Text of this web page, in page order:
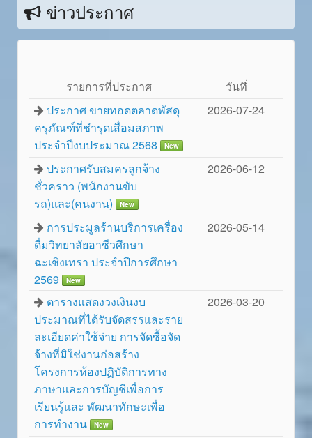
ข่าวประกาศ
รายการที่ประกาศ
วันทึ่
ประกาศ ขายทอดตลาดพัสดุ
ครุภัณฑ์ที่ชำรุดเสื่อมสภาพ
ประจำปีงบประมาณ 2568
New
2026-07-24
ประกาศรับสมครลูกจ้าง
ชั่วคราว (พนักงานขับ
รถ)และ(คนงาน)
New
2026-06-12
การประมูลร้านบริการเครื่อง
ดื่มวิทยาลัยอาชีวศึกษา
ฉะเชิงเทรา ประจำปีการศึกษา
2569
New
2026-05-14
ตารางแสดงวงเงินงบ
ประมาณที่ได้รับจัดสรรและราย
ละเอียดค่าใช้จ่าย การจัดซื้อจัด
จ้างที่มิใช่งานก่อสร้าง
โครงการห้องปฏิบัติการทาง
ภาษาและการบัญชีเพื่อการ
เรียนรู้และ พัฒนาทักษะเพื่อ
การทำงาน
New
2026-03-20